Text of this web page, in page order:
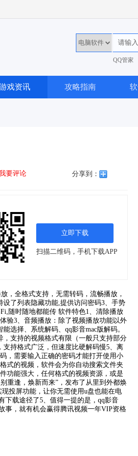
QQ管家
戏资讯 攻略指南
要评论 分享到：
立即下载
扫描二维码，手机下载APP
，全格式支持，无需转码，流畅播放，
了列表隐藏功能,提供访问密码3、手势
随时随地都能传 软件特色1、清除播放
验3、音频播放：除了视频播放功能以外
选择、系统解码、qq影音mac版解码。
支持的视频格式有限（一般只支持部分
支持格式广泛，但速度比硬解码慢5、离
，需要输入正确的密码才能打开使用小
式的视频，软件会为你自动搜索文件夹
功能强大，任何格式的视频资源，或是
重逢，焕新而来”，发布了从里到外都焕
投屏功能，让你无需使用u盘也能在电
下载途径了5、值得一提的是，qq影音
事，就有机会赢得腾讯视频一年VIP资格